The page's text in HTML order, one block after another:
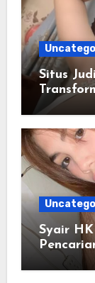
Situs
Online
Syair